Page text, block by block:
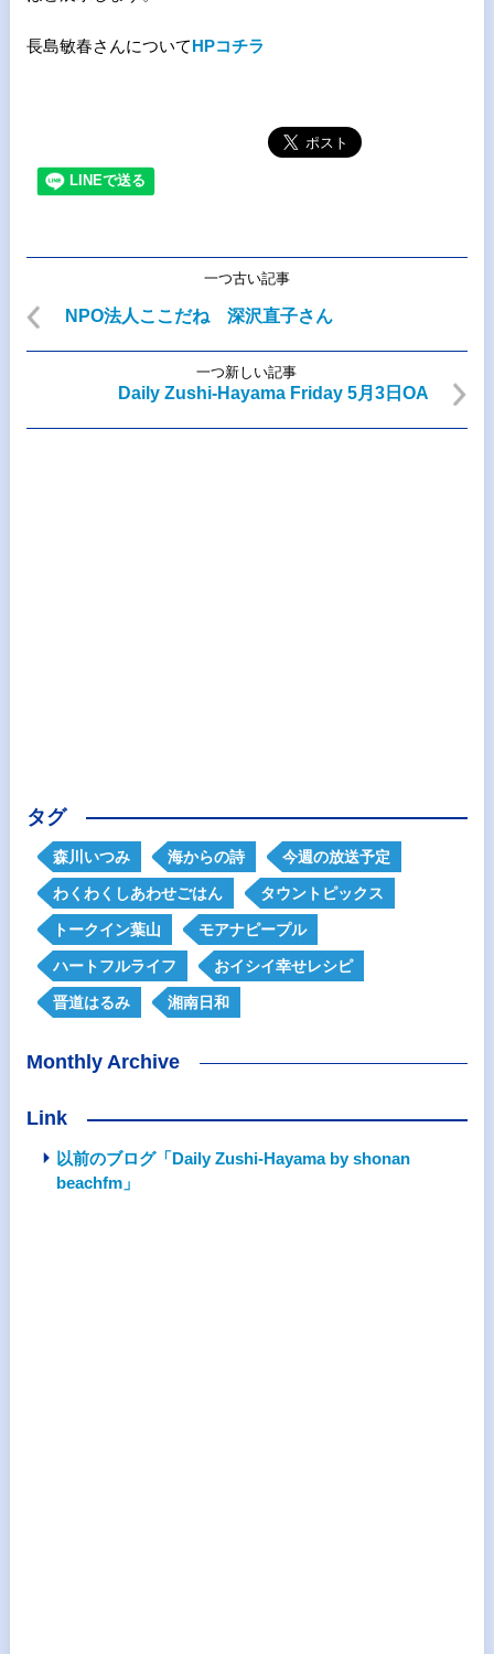
長島敏春さんについてHPコチラ
一つ古い記事
NPO法人ここだね 深沢直子さん
一つ新しい記事
Daily Zushi-Hayama Friday 5月3日OA
タグ
森川いつみ 海からの詩 今週の放送予定
わくわくしあわせごはん タウントピックス
トークイン葉山 モアナピープル
ハートフルライフ おイシイ幸せレシピ
晋道はるみ 湘南日和
Monthly Archive
Link
以前のブログ「Daily Zushi-Hayama by shonan
beachfm」